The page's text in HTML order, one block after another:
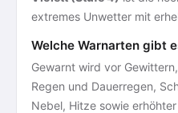
extremes Unwetter mit
Welche Warnarten gibt
Gewarnt wird vor
Regen und Dauerregen,
Nebel, Hitze sowie